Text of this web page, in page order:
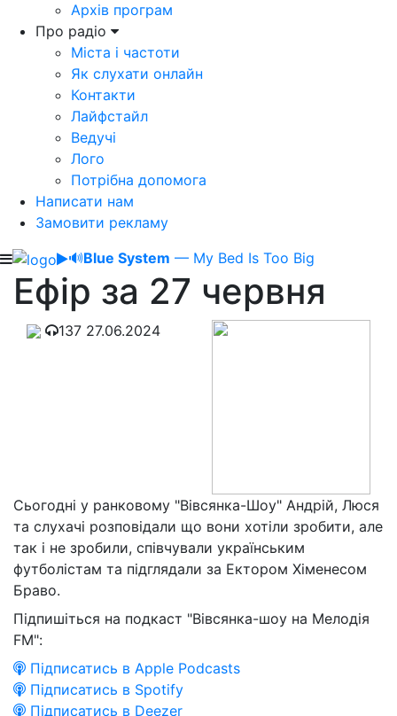
Архів програм
Про радіо
Міста і частоти
Як слухати онлайн
Контакти
Лайфстайл
Ведучі
Лого
Потрібна допомога
Написати нам
Замовити рекламу
🔊Blue System — My Bed Is Too Big
Ефір за 27 червня
137 27.06.2024
Сьогодні у ранковому "Вівсянка-Шоу" Андрій, Люся
та слухачі розповідали що вони хотіли зробити, але
так і не зробили, співчували українським
футболістам та підглядали за Ектором Хіменесом
Браво.
Підпишіться на подкаст "Вівсянка-шоу на Мелодія
FM":
Підписатись в Apple Podcasts
Підписатись в Spotify
Підписатись в Deezer